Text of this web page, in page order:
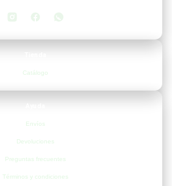
Catálogo
Envíos
Devoluciones
Preguntas frecuentes
Términos y condiciones